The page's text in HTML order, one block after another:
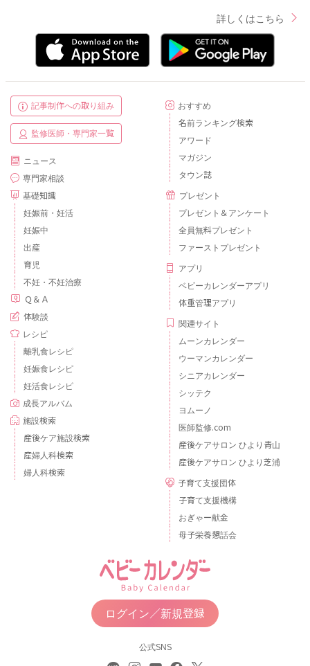
詳しくはこちら
記事制作への取り組み
監修医師・専門家一覧
ニュース
専門家相談
基礎知識
妊娠前・妊活
妊娠中
出産
育児
不妊・不妊治療
Ｑ＆Ａ
体験談
レシピ
離乳食レシピ
妊娠食レシピ
妊活食レシピ
成長アルバム
施設検索
産後ケア施設検索
産婦人科検索
婦人科検索
おすすめ
名前ランキング検索
アワード
マガジン
タウン誌
プレゼント
プレゼント＆アンケート
全員無料プレゼント
ファーストプレゼント
アプリ
ベビーカレンダーアプリ
体重管理アプリ
関連サイト
ムーンカレンダー
ウーマンカレンダー
シニアカレンダー
シッテク
ヨムーノ
医師監修.com
産後ケアサロン ひより青山
産後ケアサロン ひより芝浦
子育て支援団体
子育て支援機構
おぎゃー献金
母子栄養懇話会
ログイン／新規登録
公式SNS